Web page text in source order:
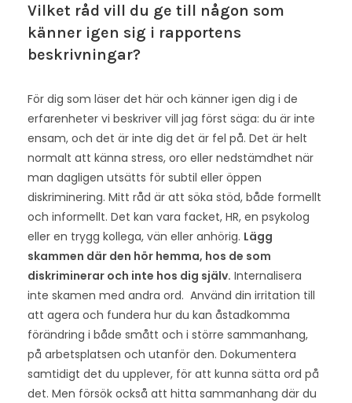
Vilket råd vill du ge till någon som
känner igen sig i rapportens
beskrivningar?
För dig som läser det här och känner igen dig i de
erfarenheter vi beskriver vill jag först säga: du är inte
ensam, och det är inte dig det är fel på. Det är helt
normalt att känna stress, oro eller nedstämdhet när
man dagligen utsätts för subtil eller öppen
diskriminering. Mitt råd är att söka stöd, både formellt
och informellt. Det kan vara facket, HR, en psykolog
eller en trygg kollega, vän eller anhörig. Lägg
skammen där den hör hemma, hos de som
diskriminerar och inte hos dig själv. Internalisera
inte skamen med andra ord. Använd din irritation till
att agera och fundera hur du kan åstadkomma
förändring i både smått och i större sammanhang,
på arbetsplatsen och utanför den. Dokumentera
samtidigt det du upplever, för att kunna sätta ord på
det. Men försök också att hitta sammanhang där du